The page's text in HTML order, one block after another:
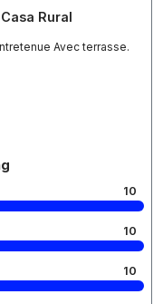
Rural
Avec terrasse.
10
10
10